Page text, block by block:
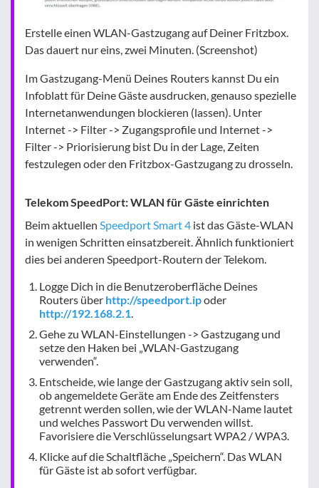
Erstelle einen WLAN-Gastzugang auf Deiner Fritzbox.
Das dauert nur eins, zwei Minuten. (Screenshot)
Im Gastzugang-Menü Deines Routers kannst Du ein
Infoblatt für Deine Gäste ausdrucken, genauso spezielle
Internetanwendungen blockieren (lassen). Unter
Internet -> Filter -> Zugangsprofile und Internet ->
Filter -> Priorisierung bist Du in der Lage, Zeiten
festzulegen oder den Fritzbox-Gastzugang zu drosseln.
Telekom SpeedPort: WLAN für Gäste einrichten
Beim aktuellen Speedport Smart 4 ist das Gäste-WLAN
in wenigen Schritten einsatzbereit. Ähnlich funktioniert
dies bei anderen Speedport-Routern der Telekom.
Logge Dich in die Benutzeroberfläche Deines
Routers über http://speedport.ipoder
http://192.168.2.1
Gehe zu WLAN-Einstellungen -> Gastzugang und
setze den Haken bei „WLAN-Gastzugang
verwenden“.
Entscheide, wie lange der Gastzugang aktiv sein soll,
ob angemeldete Geräte am Ende des Zeitfensters
getrennt werden sollen, wie der WLAN-Name lautet
und welches Passwort Du verwenden willst.
Favorisiere die Verschlüsselungsart WPA2 / WPA3.
Klicke auf die Schaltfläche „Speichern“. Das WLAN
für Gäste ist ab sofort verfügbar.